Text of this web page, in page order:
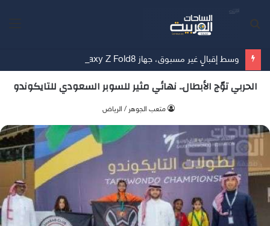
الحربي توّج الأبطال.. نهائي مثير للسوبر السعودي للتايكوندو
متعب الجوهر / الرياض